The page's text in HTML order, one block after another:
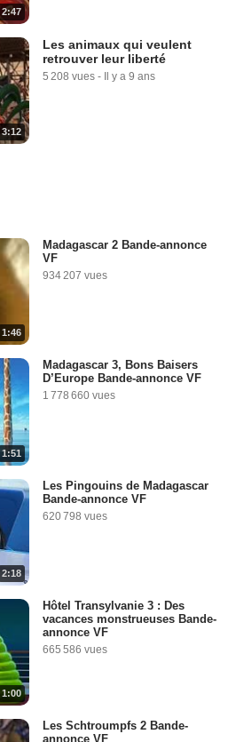
2:47
3:12
Les animaux qui veulent
retrouver leur liberté
5 208 vues - Il y a 9 ans
1:46
Madagascar 2 Bande-annonce
VF
934 207 vues
1:51
Madagascar 3, Bons Baisers
D’Europe Bande-annonce VF
1 778 660 vues
2:18
Les Pingouins de Madagascar
Bande-annonce VF
620 798 vues
1:00
Hôtel Transylvanie 3 : Des
vacances monstrueuses Bande-
annonce VF
665 586 vues
Les Schtroumpfs 2 Bande-
annonce VF